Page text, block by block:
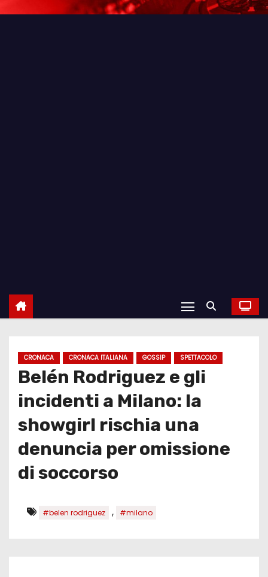
CRONACA CRONACA ITALIANA GOSSIP SPETTACOLO
Belén Rodriguez e gli
incidenti a Milano: la
showgirl rischia una
denuncia per omissione
di soccorso
#belen rodriguez , #milano